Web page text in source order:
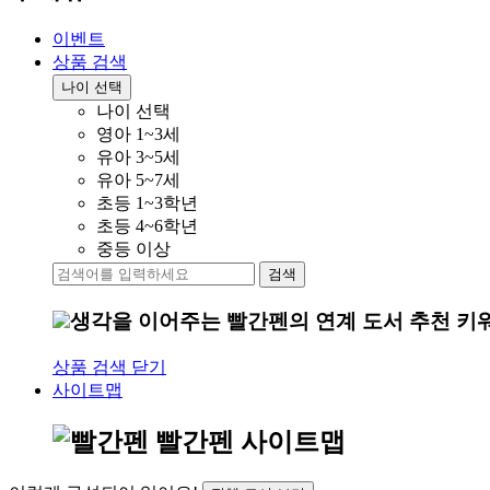
이벤트
상품 검색
나이 선택
나이 선택
영아 1~3세
유아 3~5세
유아 5~7세
초등 1~3학년
초등 4~6학년
중등 이상
검색
생각을 이어주는 빨간펜의 연계 도서 추천 키
상품 검색 닫기
사이트맵
빨간펜 사이트맵